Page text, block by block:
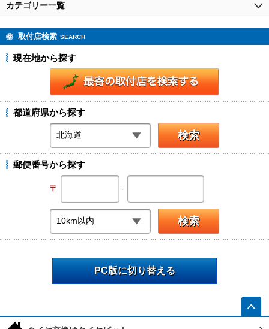
カテゴリー一覧
取付店検索 SEARCH
現在地から探す
都道府県から探す
郵便番号から探す
〒 -
PC版に切り替える